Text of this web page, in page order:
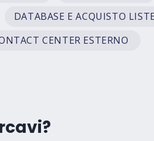
DATABASE E ACQUISTO LISTE
CENTER ESTERNO